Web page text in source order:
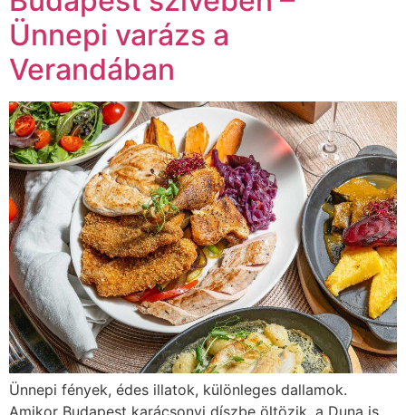
Ünnepi varázs a
Verandában
Ünnepi fények, édes illatok, különleges dallamok.
Amikor Budapest karácsonyi díszbe öltözik, a Duna is